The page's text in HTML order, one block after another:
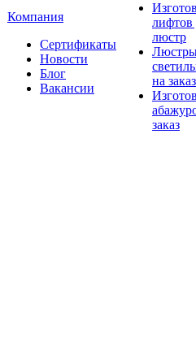
Компания
Сертификаты
Новости
Блог
Вакансии
лифтов
люстр
на заказ
заказ